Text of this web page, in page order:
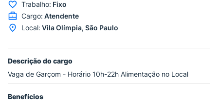
Trabalho: Fixo
Cargo: Atendente
Local: Vila Olímpia, São Paulo
Descrição do cargo
Vaga de Garçom - Horário 10h-22h Alimentação no Local
Benefícios